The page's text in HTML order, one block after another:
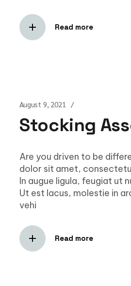
Read more
August 9, 2021
Stocking
Are you driven to be
dolor sit amet,
In augue ligula, feugiat ut
Ut est lacus, molestie in
vehi
Read more